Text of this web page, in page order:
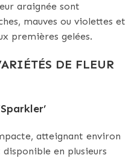
araignée sont
mauves ou violettes et
premières gelées.
DE FLEUR
atteignant environ
en plusieurs